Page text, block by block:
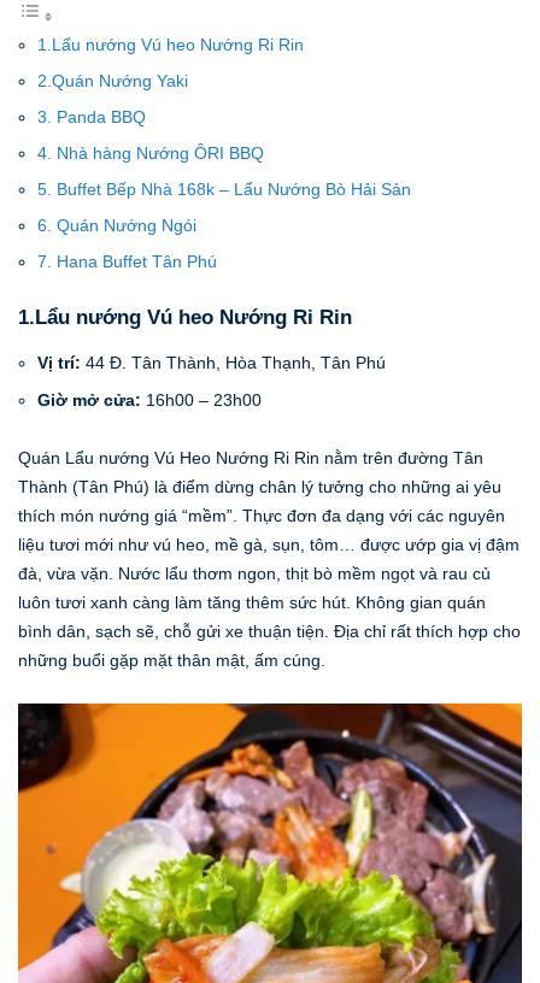
1.Lẩu nướng Vú heo Nướng Ri Rin
2.Quán Nướng Yaki
3. Panda BBQ
4. Nhà hàng Nướng ÔRI BBQ
5. Buffet Bếp Nhà 168k – Lẩu Nướng Bò Hải Sản
6. Quán Nướng Ngói
7. Hana Buffet Tân Phú
1.Lẩu nướng Vú heo Nướng Ri Rin
Vị trí: 44 Đ. Tân Thành, Hòa Thạnh, Tân Phú
Giờ mở cửa: 16h00 – 23h00
Quán Lẩu nướng Vú Heo Nướng Ri Rin nằm trên đường Tân
Thành (Tân Phú) là điểm dừng chân lý tưởng cho những ai yêu
thích món nướng giá “mềm”. Thực đơn đa dạng với các nguyên
liệu tươi mới như vú heo, mề gà, sụn, tôm… được ướp gia vị đậm
đà, vừa vặn. Nước lẩu thơm ngon, thịt bò mềm ngọt và rau củ
luôn tươi xanh càng làm tăng thêm sức hút. Không gian quán
bình dân, sạch sẽ, chỗ gửi xe thuận tiện. Địa chỉ rất thích hợp cho
những buổi gặp mặt thân mật, ấm cúng.